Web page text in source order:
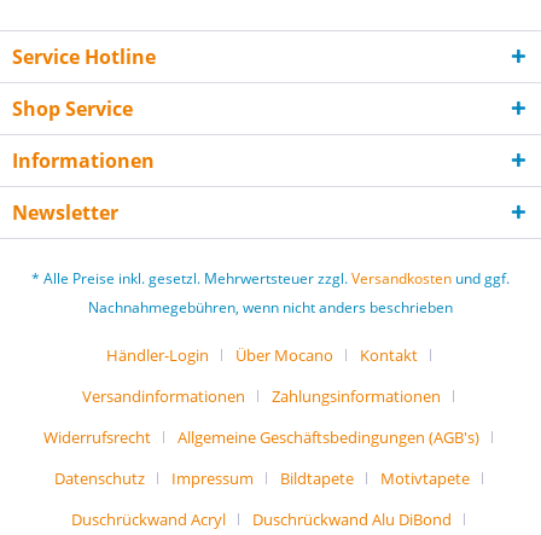
Service Hotline
Shop Service
Informationen
Newsletter
* Alle Preise inkl. gesetzl. Mehrwertsteuer zzgl.Versandkosten und ggf.
Nachnahmegebühren, wenn nicht anders beschrieben
Händler-Login Über Mocano
Kontakt
Versandinformationen
Zahlungsinformationen
Widerrufsrecht
Allgemeine Geschäftsbedingungen (AGB's)
Datenschutz
Impressum Bildtapete
Motivtapete
Duschrückwand Acryl
Duschrückwand Alu DiBond